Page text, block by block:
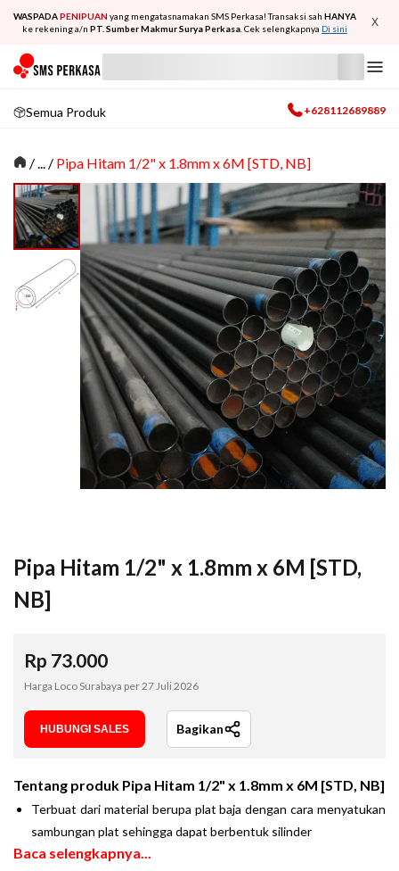
WASPADAPENIPUAN yang mengatasnamakan SMS Perkasa! Transaksi sah HANYA
ke rekening a/n PT. Sumber Makmur Surya Perkasa . Cek selengkapnya Di sini X
Semua Produk +628112689889
/... / Pipa Hitam 1/2" x 1.8mm x 6M [STD, NB]
Pipa Hitam 1/2" x 1.8mm x 6M [STD,
NB]
Rp 73.000
Harga Loco Surabaya per27 Juli 2026
HUBUNGI SALES Bagikan
Tentang produk Pipa Hitam 1/2" x 1.8mm x 6M [STD, NB]
Terbuat dari material berupa plat baja dengan cara menyatukan
sambungan plat sehingga dapat berbentuk silinder
Baca selengkapnya...